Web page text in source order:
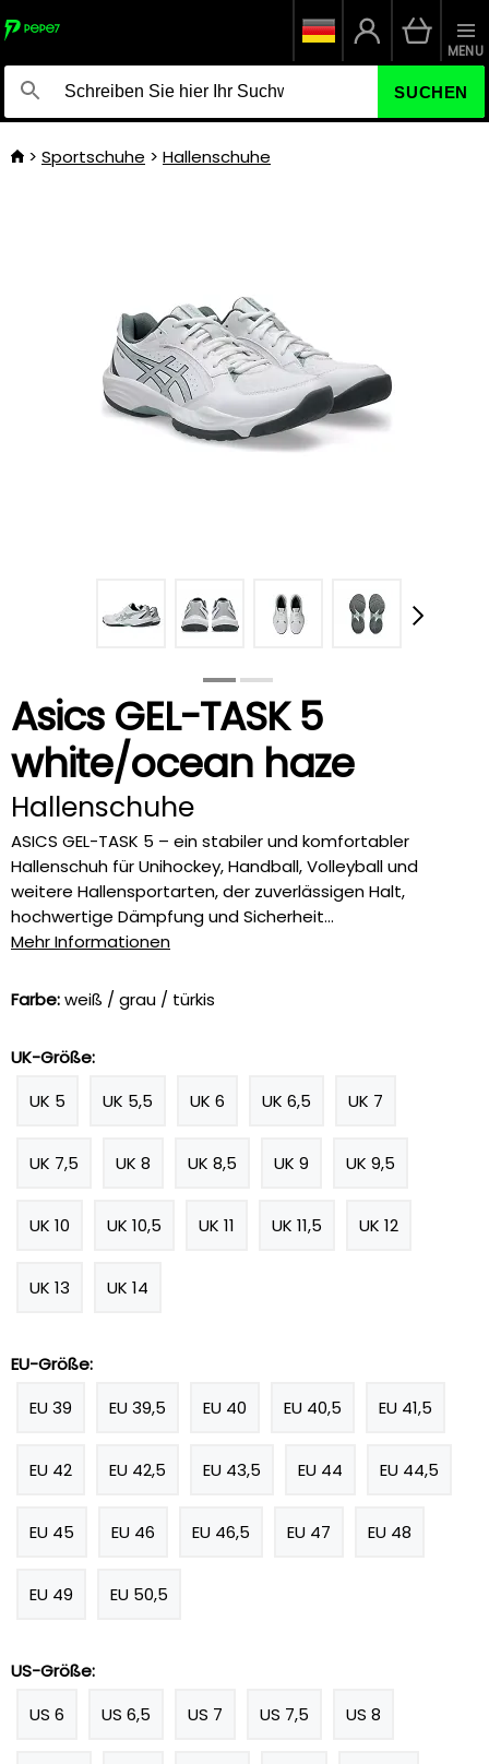
SUCHEN
MENU
Sportschuhe Hallenschuhe
Asics GEL-TASK 5
white/ocean haze
Hallenschuhe
ASICS GEL-TASK 5 – ein stabiler und komfortabler
Hallenschuh für Unihockey, Handball, Volleyball und
weitere Hallensportarten, der zuverlässigen Halt,
hochwertige Dämpfung und Sicherheit...
Mehr Informationen
Farbe:weiß / grau / türkis
UK-Größe:
UK 5
UK 5,5 UK 6 UK 6,5 UK 7
UK 7,5 UK 8 UK 8,5 UK 9 UK 9,5
UK 10 UK 10,5 UK 11 UK 11,5 UK 12
UK 13 UK 14
EU-Größe:
EU 39
EU 39,5 EU 40 EU 40,5 EU 41,5
EU 42 EU 42,5 EU 43,5 EU 44 EU 44,5
EU 45 EU 46 EU 46,5 EU 47 EU 48
EU 49 EU 50,5
US-Größe:
US 6
US 6,5 US 7 US 7,5 US 8